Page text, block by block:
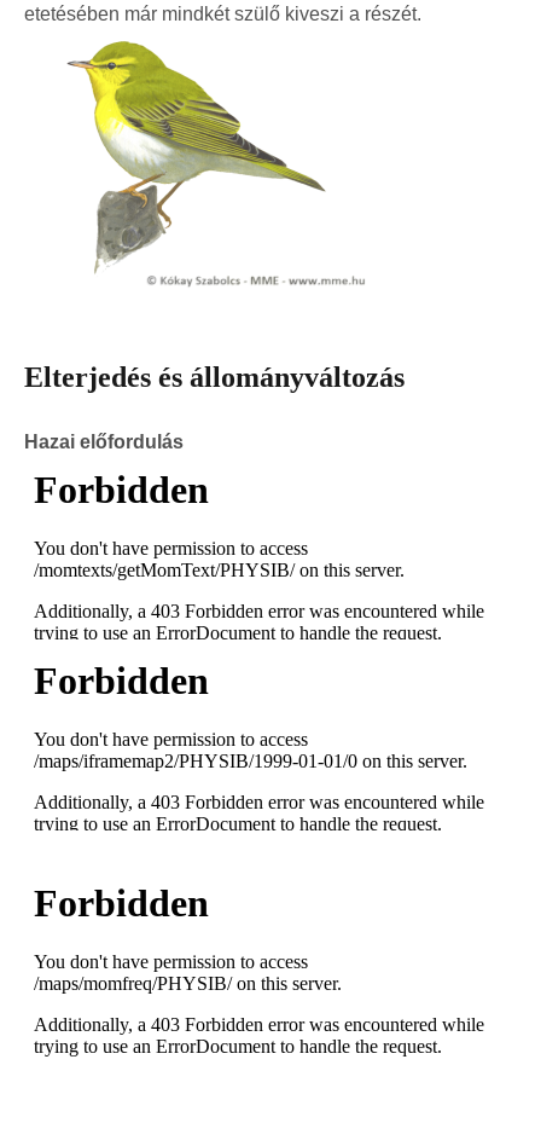
etetésében már mindkét szülő kiveszi a részét.
Elterjedés és állományváltozás
Hazai előfordulás